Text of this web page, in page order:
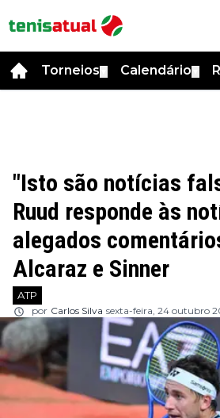
Torneios Calendário
"Isto são notícias
Ruud responde às
alegados
Alcaraz e Sinner
ATP
por Carlos Silva sexta-feira, 24 outubro